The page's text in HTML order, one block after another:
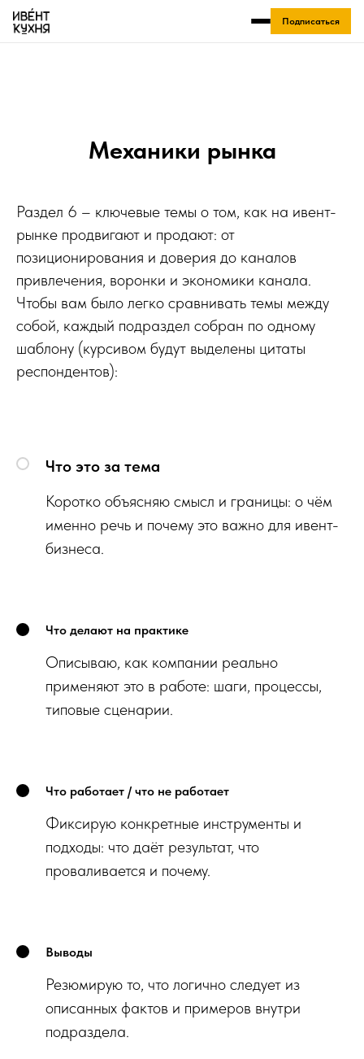
Подписаться
Механики рынка
Раздел 6 – ключевые темы о том, как на ивент-
рынке продвигают и продают: от
позиционирования и доверия до каналов
привлечения, воронки и экономики канала.
Чтобы вам было легко сравнивать темы между
собой, каждый подраздел собран по одному
шаблону (курсивом будут выделены цитаты
респондентов):
Что это за тема
Коротко объясняю смысл и границы: о чём
именно речь и почему это важно для ивент-
бизнеса.
Что делают на практике
Описываю, как компании реально
применяют это в работе: шаги, процессы,
типовые сценарии.
Что работает / что не работает
Фиксирую конкретные инструменты и
подходы: что даёт результат, что
проваливается и почему.
Выводы
Резюмирую то, что логично следует из
описанных фактов и примеров внутри
подраздела.